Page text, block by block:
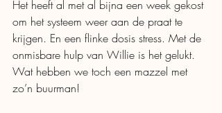
Het heeft al met al bijna een week gekost
om het systeem weer aan de praat te
krijgen. En een flinke dosis stress. Met de
onmisbare hulp van Willie is het gelukt.
Wat hebben we toch een mazzel met
zo’n buurman!